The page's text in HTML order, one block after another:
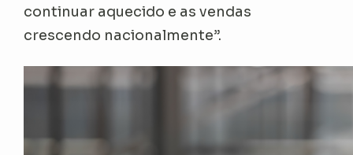
continuar aquecido e as vendas
crescendo nacionalmente”.